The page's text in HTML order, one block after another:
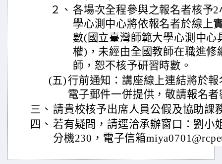
２、 各場次全程參與之報名者核予
學心測中心將依報名者於線上
數(國立臺灣師範大學心測中心
權)，未經由全國教師在職進修
師，恕不核予研習時數。
(五)行前通知：講座線上連結將於
電子郵件一併提供，敬請報名
三、 請貴校核予出席人員公假及協助課
四、 若有疑問，請逕洽承辦窗口：劉小
分機230，電子信箱